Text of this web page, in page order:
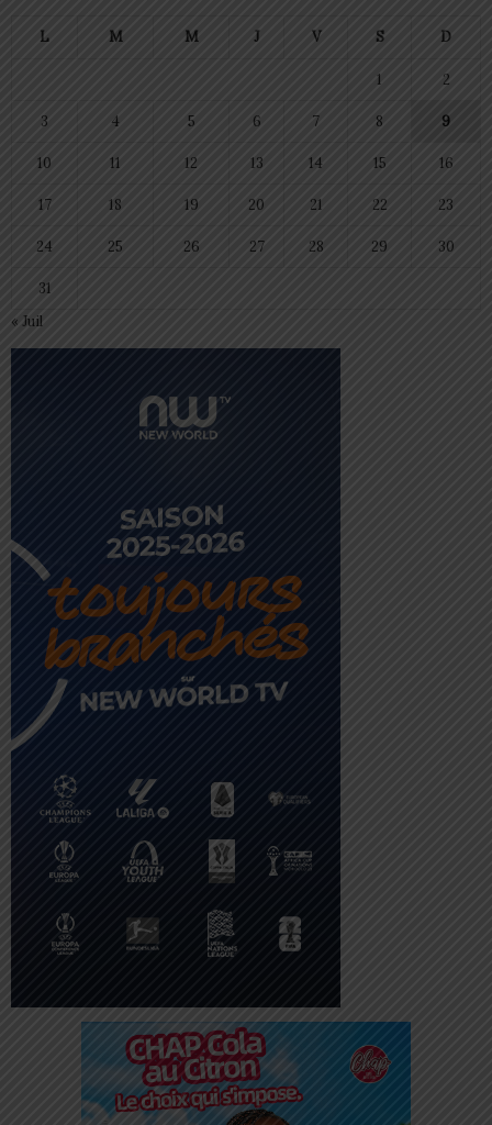
L M M J V S D
1 2
3 4 5 6 7 8 9
10 11 12 13 14 15 16
17 18 19 20 21 22 23
24 25 26 27 28 29 30
31
« Juil